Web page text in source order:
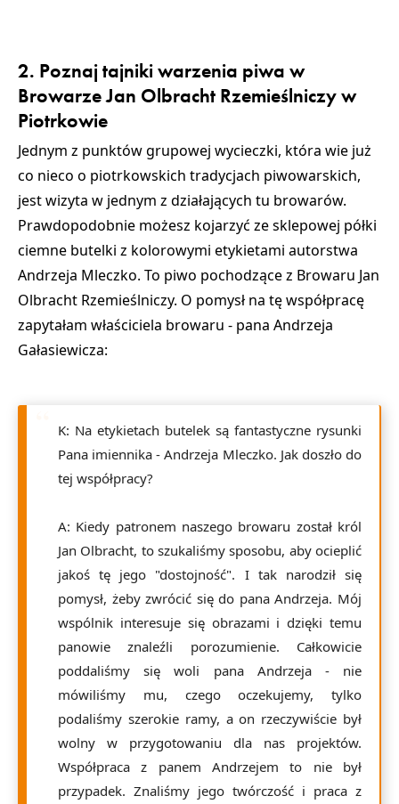
2. Poznaj tajniki warzenia piwa w
Browarze Jan Olbracht Rzemieślniczy w
Piotrkowie
Jednym z punktów grupowej wycieczki, która wie już
co nieco o piotrkowskich tradycjach piwowarskich,
jest wizyta w jednym z działających tu browarów.
Prawdopodobnie możesz kojarzyć ze sklepowej półki
ciemne butelki z kolorowymi etykietami autorstwa
Andrzeja Mleczko. To piwo pochodzące z Browaru Jan
Olbracht Rzemieślniczy. O pomysł na tę współpracę
zapytałam właściciela browaru - pana Andrzeja
Gałasiewicza:
K: Na etykietach butelek są fantastyczne rysunki
Pana imiennika - Andrzeja Mleczko. Jak doszło do
tej współpracy?
A: Kiedy patronem naszego browaru został król
Jan Olbracht, to szukaliśmy sposobu, aby ocieplić
jakoś tę jego "dostojność". I tak narodził się
pomysł, żeby zwrócić się do pana Andrzeja. Mój
wspólnik interesuje się obrazami i dzięki temu
panowie znaleźli porozumienie. Całkowicie
poddaliśmy się woli pana Andrzeja - nie
mówiliśmy mu, czego oczekujemy, tylko
podaliśmy szerokie ramy, a on rzeczywiście był
wolny w przygotowaniu dla nas projektów.
Współpraca z panem Andrzejem to nie był
przypadek. Znaliśmy jego twórczość i praca z